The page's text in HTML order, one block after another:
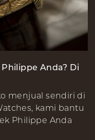
Anda? Di
menjual sendiri di
kami bantu
Philippe Anda